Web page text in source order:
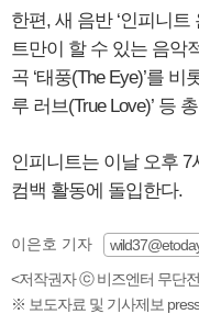
한편, 새 음반 ‘인피니트
트만이 할 수 있는 음악
곡 ‘태풍(The Eye)’를 비
루 러브(True Love)’ 등
인피니트는 이날 오후
컴백 활동에 돌입한다.
이은호 기자
<저작권자 ⓒ 비즈엔터 무단
※ 보도자료 및 기사제보